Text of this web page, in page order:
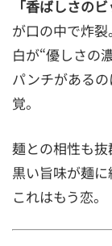
「香ばしさの
が口の中で炸裂。
白が“優しさの
パンチがある
覚。
麺との相性も抜
黒い旨味が麺に
これはもう恋。